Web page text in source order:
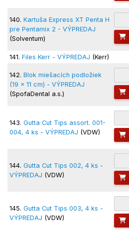
140. Kartuša Express XT Penta H
pre Pentamix 2 - VÝPREDAJ
(Solventum)
141. Files Kerr - VÝPREDAJ (Kerr)
142. Blok miešacích podložiek
(19 x 11 cm) - VÝPREDAJ
(SpofaDental a.s.)
143. Gutta Cut Tips assort. 001-
004, 4 ks - VÝPREDAJ (VDW)
144. Gutta Cut Tips 002, 4 ks -
VÝPREDAJ (VDW)
145. Gutta Cut Tips 003, 4 ks -
VÝPREDAJ (VDW)